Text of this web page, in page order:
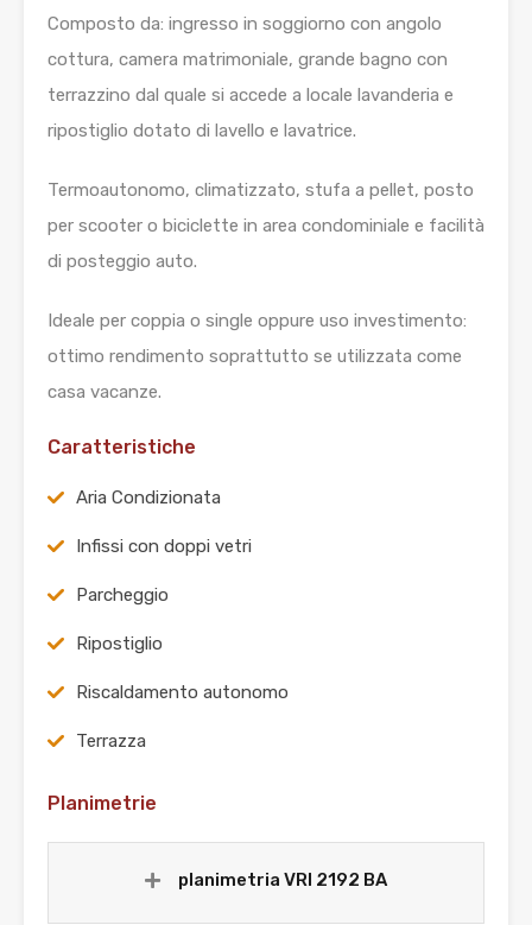
Composto da: ingresso in soggiorno con angolo
cottura, camera matrimoniale, grande bagno con
terrazzino dal quale si accede a locale lavanderia e
ripostiglio dotato di lavello e lavatrice.
Termoautonomo, climatizzato, stufa a pellet, posto
per scooter o biciclette in area condominiale e facilità
di posteggio auto.
Ideale per coppia o single oppure uso investimento:
ottimo rendimento soprattutto se utilizzata come
casa vacanze.
Caratteristiche
Aria Condizionata
Infissi con doppi vetri
Parcheggio
Ripostiglio
Riscaldamento autonomo
Terrazza
Planimetrie
planimetria VRI 2192 BA